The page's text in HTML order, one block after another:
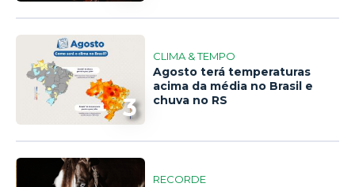
3
CLIMA & TEMPO
Agosto terá temperaturas
acima da média no Brasil e
chuva no RS
RECORDE